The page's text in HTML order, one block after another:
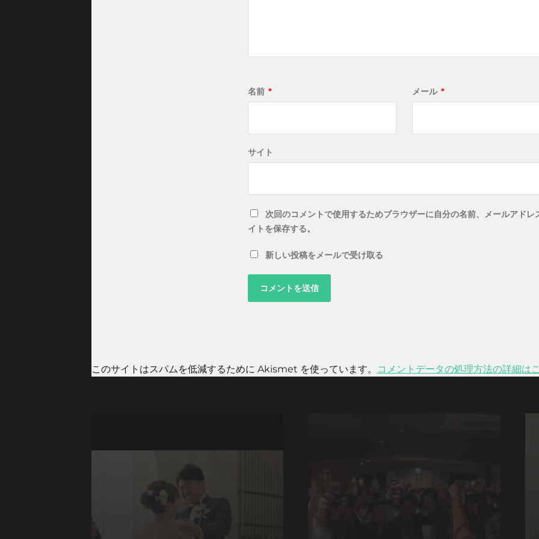
名前 * メール *
サイト
次回のコメントで使用するためブラウザーに自分の名前、メールアドレ
イトを保存する。
新しい投稿をメールで受け取る
このサイトはスパムを低減するために Akismet を使っています。 コメントデータの処理方法の詳細は